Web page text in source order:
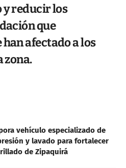
y reducir los
que
afectado a los
zona.
vehículo especializado de
y lavado para fortalecer
de Zipaquirá